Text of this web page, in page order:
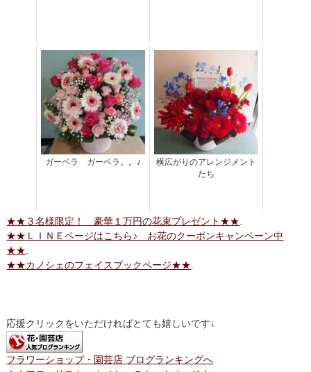
ガーベラ ガーベラ。。♪
横広がりのアレンジメント
たち
★★３名様限定！ 豪華１万円の花束プレゼント★★.
★★ＬＩＮＥページはこちら♪ お花のクーポンキャンペーン中
★★.
★★カノシェのフェイスブックページ★★.
応援クリックをいただければとても嬉しいです↓
フラワーショップ・園芸店 ブログランキングへ